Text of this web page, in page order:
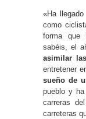
«Ha
como
forma que
sabéis, el
asimilar
entretener
sueño de
pueblo y
carreras
carreteras